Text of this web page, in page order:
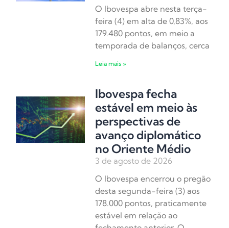
O Ibovespa abre nesta terça-
feira (4) em alta de 0,83%, aos
179.480 pontos, em meio a
temporada de balanços, cerca
Leia mais »
Ibovespa fecha
estável em meio às
perspectivas de
avanço diplomático
no Oriente Médio
3 de agosto de 2026
O Ibovespa encerrou o pregão
desta segunda-feira (3) aos
178.000 pontos, praticamente
estável em relação ao